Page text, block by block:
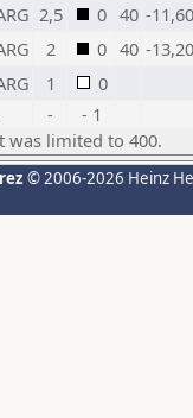
2,5 0 40 -11,60
2 0 40 -13,20
1
0
-
- 1
was limited to 400.
© 2006-2026 Heinz